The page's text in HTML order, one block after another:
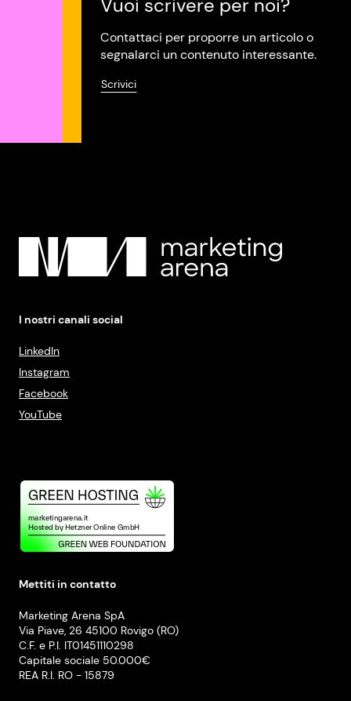
Vuoi scrivere per noi?
Contattaci per proporre un articolo o
segnalarci un contenuto interessante.
Scrivici
I nostri canali social
LinkedIn
Instagram
Facebook
YouTube
Mettiti in contatto
Marketing Arena SpA
Via Piave, 26 45100 Rovigo (RO)
C.F. e P.I. IT01451110298
Capitale sociale 50.000€
REA R.I. RO - 15879